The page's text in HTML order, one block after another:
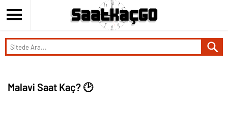
Malavi Saat Kaç? 🕑